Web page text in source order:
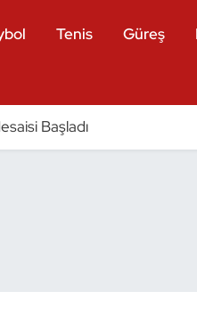
Tenis Güreş
Başladı